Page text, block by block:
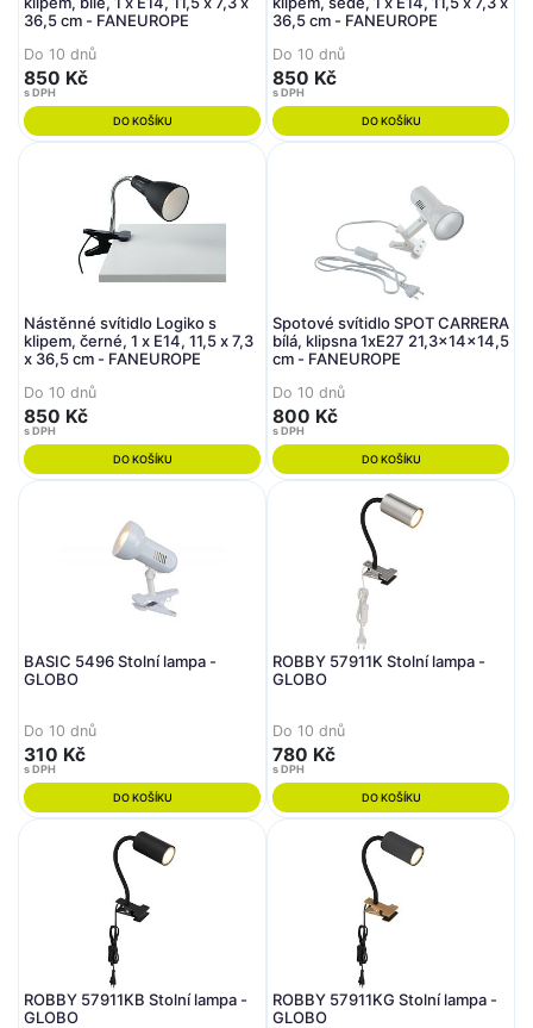
36,5 cm - FANEUROPE
Do 10 dnů
850 Kč
s DPH
DO KOŠÍKU
36,5 cm - FANEUROPE
Do 10 dnů
850 Kč
s DPH
DO KOŠÍKU
Nástěnné svítidlo Logiko s
klipem, černé, 1 x E14, 11,5 x 7,3
x 36,5 cm - FANEUROPE
Do 10 dnů
850 Kč
s DPH
DO KOŠÍKU
Spotové svítidlo SPOT CARRERA
bílá, klipsna 1xE27 21,3x14x14,5
cm - FANEUROPE
Do 10 dnů
800 Kč
s DPH
DO KOŠÍKU
BASIC 5496 Stolní lampa -
GLOBO
Do 10 dnů
310 Kč
s DPH
DO KOŠÍKU
ROBBY 57911K Stolní lampa -
GLOBO
Do 10 dnů
780 Kč
s DPH
DO KOŠÍKU
ROBBY 57911KB Stolní lampa -
GLOBO
ROBBY 57911KG Stolní lampa -
GLOBO